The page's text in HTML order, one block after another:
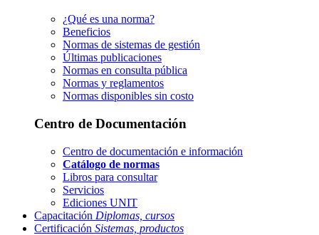
¿Qué es una norma?
Beneficios
Normas de sistemas de gestión
Últimas publicaciones
Normas en consulta pública
Normas y reglamentos
Normas disponibles sin costo
Centro de Documentación
Centro de documentación e información
Catálogo de normas
Libros para consultar
Servicios
Ediciones UNIT
Capacitación Diplomas, cursos
Certificación Sistemas, productos